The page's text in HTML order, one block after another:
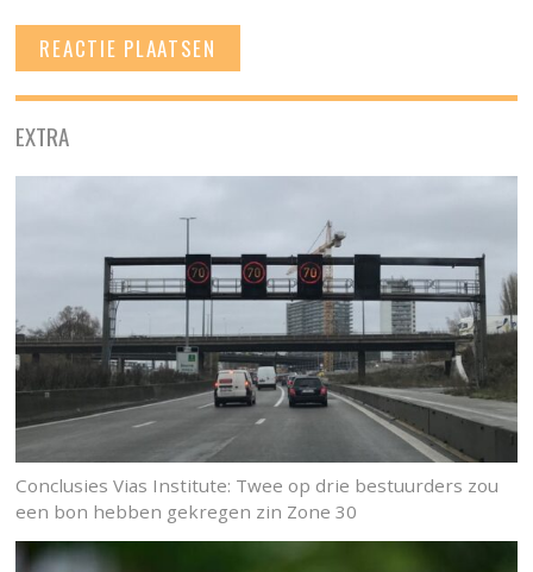
EXTRA
Conclusies Vias Institute: Twee op drie bestuurders zou
een bon hebben gekregen zin Zone 30